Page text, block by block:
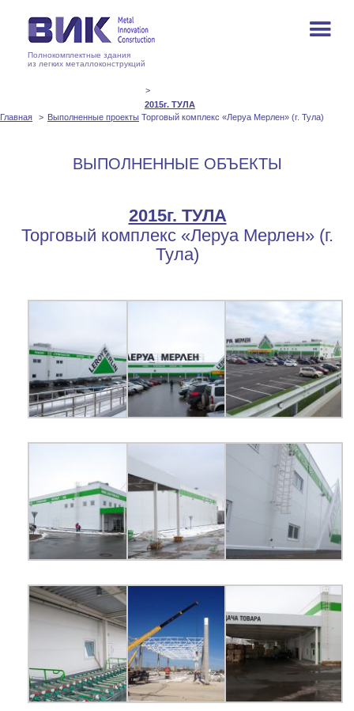
Полнокомплектные здания
из легких металлоконструкций
Главная Выполненные проекты
2015г. ТУЛА
Торговый комплекс «Леруа Мерлен» (г. Тула)
ВЫПОЛНЕННЫЕ ОБЪЕКТЫ
2015г. ТУЛА
Торговый комплекс «Леруа Мерлен» (г.
Тула)